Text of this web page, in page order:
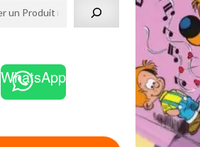
WhatsApp